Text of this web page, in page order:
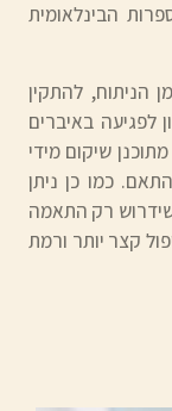
הבינלאומית
הניתוח, להתקין
לפגיעה באיברים
שיקום מידי
כמו כן ניתן
שידרוש רק התאמה
קצר יותר ורמת